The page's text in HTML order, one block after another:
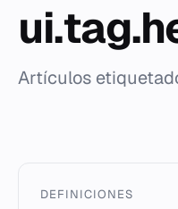
Artículos
DEFINICIONES